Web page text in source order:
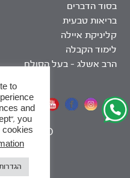
בסוד הדברים
בריאות טבעית
קליניקת איילה
לימוד הקבלה
הרב אשלג – בעל הסולם
SEO
|
to
and
you